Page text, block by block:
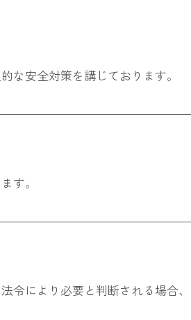
な安全対策を講じております。
す。
令により必要と判断される場合、